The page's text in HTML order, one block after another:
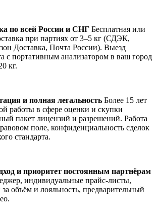
по всей России и СНГ Бесплатная или
при партиях от 3–5 кг (СДЭК,
Доставка, Почта России). Выезд
с портативным анализатором в ваш город
кг.
и полная легальность Более 15 лет
работы в сфере оценки и скупки
пакет лицензий и разрешений. Работа
поле, конфиденциальность сделок
стандарта.
и приоритет постоянным партнёрам
индивидуальные прайс-листы,
объём и лояльность, предварительный